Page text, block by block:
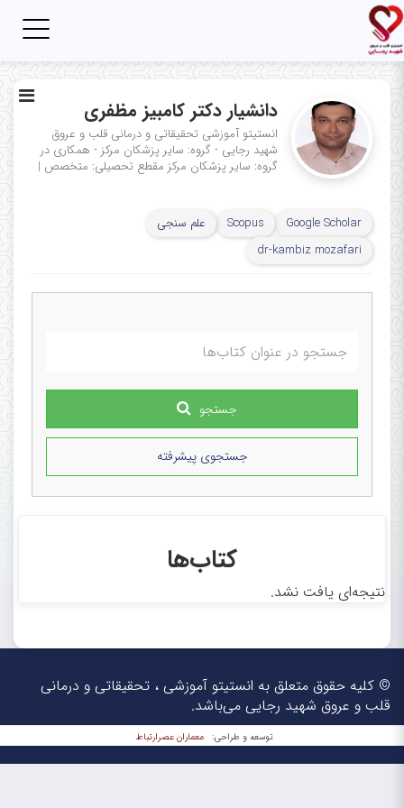
دانشیار دکتر کامبیز مظفری
انستیتو آموزشی تحقیقاتی و درمانی قلب و عروق
شهید رجایی - گروه: سایر پزشکان مرکز - همکاری در
گروه: سایر پزشکان مرکز مقطع تحصیلی: متخصص |
Google Scholar
Scopus
علم سنجی
dr-kambiz mozafari
جستجو
جستجوی پیشرفته
کتاب‌ها
نتیجه‌ای یافت نشد.
© کلیه حقوق متعلق به انستیتو آموزشی ، تحقیقاتی و درمانی
قلب و عروق شهید رجایی می‌باشد.
توسعه و طراحی: معماران عصر‌ارتباط